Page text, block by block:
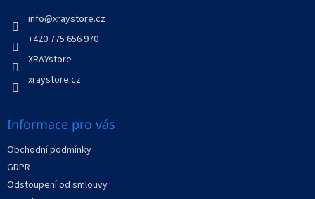
info@xraystore.cz
+420 775 656 970
XRAYstore
xraystore.cz
Informace pro vás
Obchodní podmínky
GDPR
Odstoupení od smlouvy